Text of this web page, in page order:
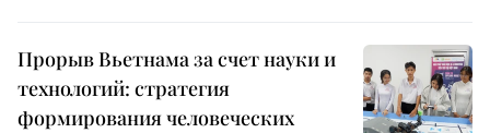
Прорыв Вьетнама за счет науки и
технологий: стратегия
формирования человеческих